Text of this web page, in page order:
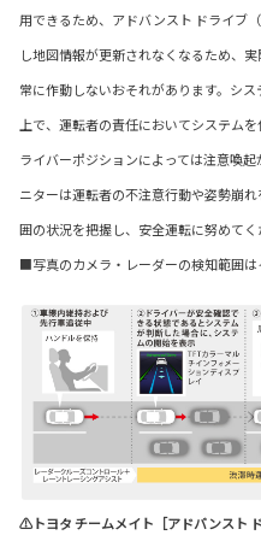
用できるため、アドバンスト ドライブ
し地図情報が更新されなくなるため、
常に作動しないおそれがあります。シ
上で、運転者の責任においてシステム
ライバーポジションによっては注意喚
ニターは運転者の不注意行動や姿勢崩
囲の状況を把握し、安全運転に努め
■写真のカメラ・レーダーの検知範囲は
⚠トヨタ チームメイト［アドバンスト